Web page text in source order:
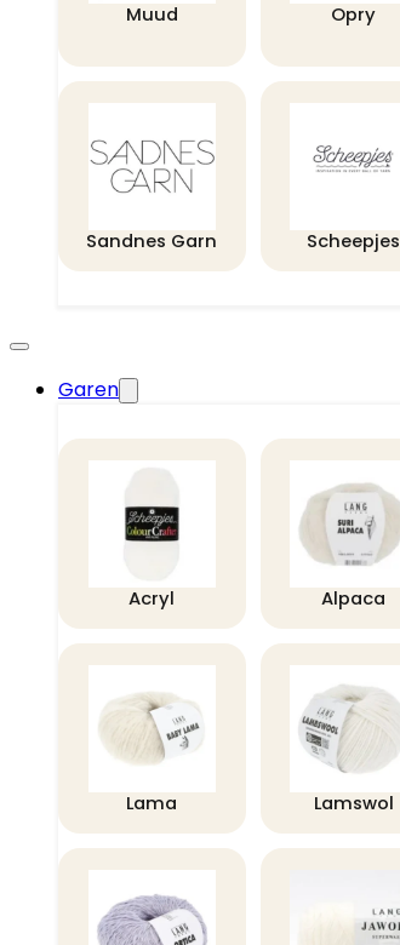
Muud Opry
Sandnes Garn Scheepjes
Garen
Acryl Alpaca
Lama Lamswol